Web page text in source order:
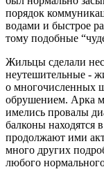
порядок
водами и быстрое
тому подобные
Жильцы сделали
неутешительные -
о многочисленных
обрушением. Арка
имелись провалы
балконы находятся
продолжают ими
много других
любого